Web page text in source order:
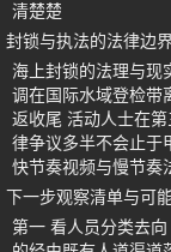
清楚楚
封锁与执法的法律边
海上封锁的法理与现
调在国际水域登检带
返收尾 活动人士在
律争议多半不会止于
快节奏视频与慢节奏
下一步观察清单与可
第一 看人员分类去